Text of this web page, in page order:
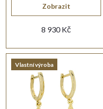
o
u
u
t
8 930 Kč
Zobrazit
Vlastní výroba